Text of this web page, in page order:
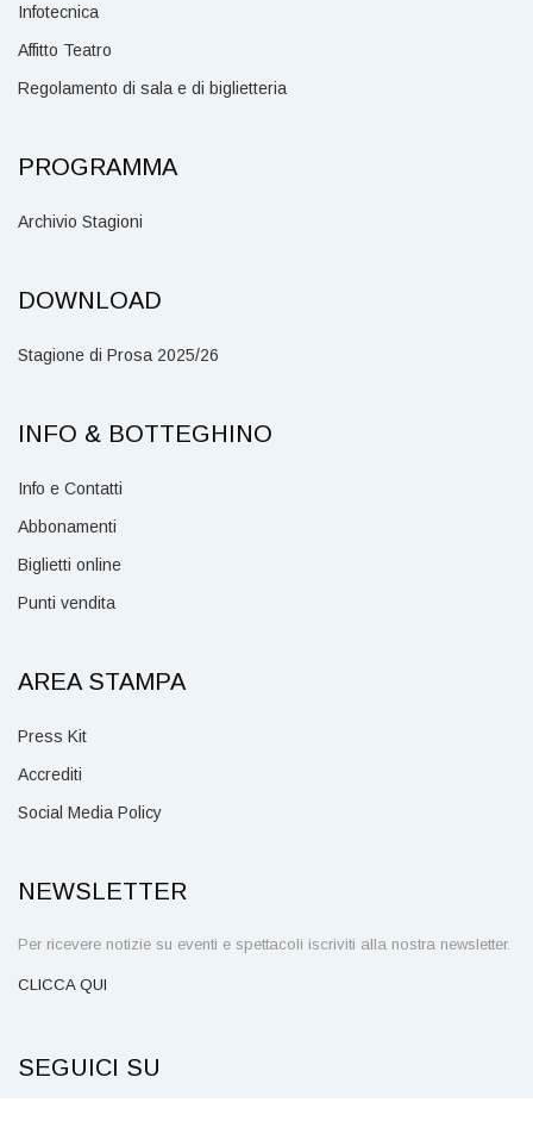
Infotecnica
Affitto Teatro
Regolamento di sala e di biglietteria
PROGRAMMA
Archivio Stagioni
DOWNLOAD
Stagione di Prosa 2025/26
INFO & BOTTEGHINO
Info e Contatti
Abbonamenti
Biglietti online
Punti vendita
AREA STAMPA
Press Kit
Accrediti
Social Media Policy
NEWSLETTER
Per ricevere notizie su eventi e spettacoli iscriviti alla nostra newsletter.
CLICCA QUI
SEGUICI SU